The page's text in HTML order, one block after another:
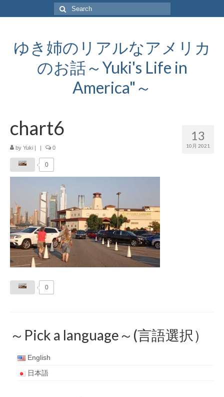
Search
for:
ゆき姉のリアルなアメリカ
のお話～Yuki's Life in
America"～
13
10月 2021
chart6
by Yuki | | 0
0
0
～Pick a language～(言語選択）
English
日本語